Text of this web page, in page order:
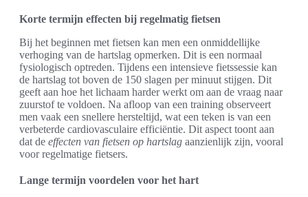
Korte termijn effecten bij regelmatig fietsen
Bij het beginnen met fietsen kan men een onmiddellijke
verhoging van de hartslag opmerken. Dit is een normaal
fysiologisch optreden. Tijdens een intensieve fietssessie kan
de hartslag tot boven de 150 slagen per minuut stijgen. Dit
geeft aan hoe het lichaam harder werkt om aan de vraag naar
zuurstof te voldoen. Na afloop van een training observeert
men vaak een snellere hersteltijd, wat een teken is van een
verbeterde cardiovasculaire efficiëntie. Dit aspect toont aan
dat de effecten van fietsen op hartslag aanzienlijk zijn, vooral
voor regelmatige fietsers.
Lange termijn voordelen voor het hart